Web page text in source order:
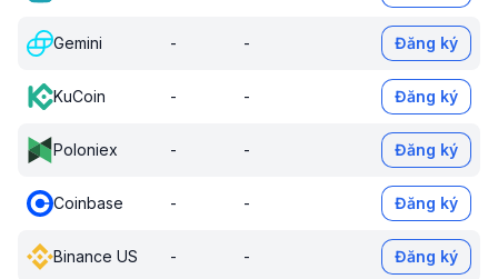
Gemini - - Đăng ký
KuCoin - - Đăng ký
Poloniex - - Đăng ký
Coinbase - - Đăng ký
Binance US - - Đăng ký